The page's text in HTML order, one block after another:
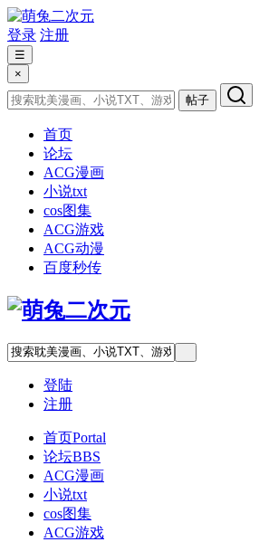
登录 注册
☰
×
帖子
首页
论坛
ACG漫画
小说txt
cos图集
ACG游戏
ACG动漫
百度秒传
登陆
注册
首页Portal
论坛BBS
ACG漫画
小说txt
cos图集
ACG游戏